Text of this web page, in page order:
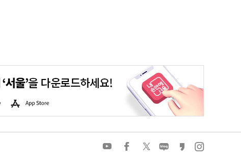
평생학습포털 대기환경정보 에코마일리지
A
p
p
t
유 페
이
트
위
네
이
카
카
인
스